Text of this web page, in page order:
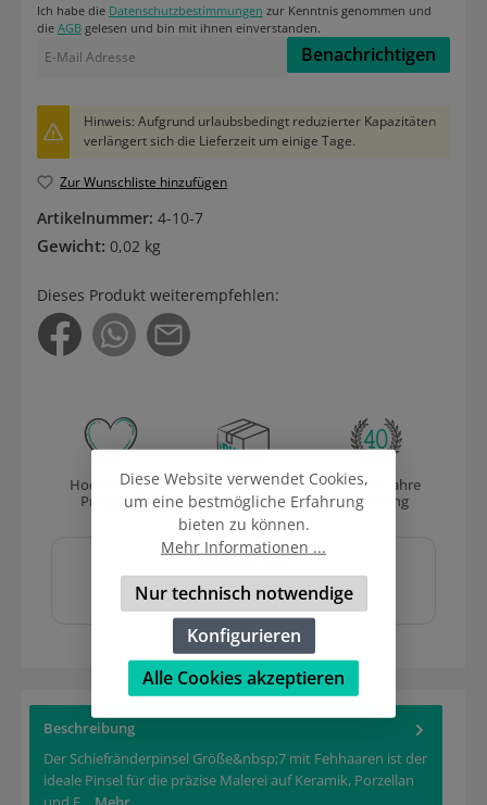
Ich habe die Datenschutzbestimmungen zur Kenntnis genommen und
die AGBgelesen und bin mit ihnen einverstanden.
Benachrichtigen
Hinweis: Aufgrund urlaubsbedingt reduzierter Kapazitäten
verlängert sich die Lieferzeit um einige Tage.
Zur Wunschliste hinzufügen
Artikelnummer: 4-10-7
Gewicht: 0,02 kg
Dieses Produkt weiterempfehlen:
Hochwertige
Produkte
Versand
mit DHL
Über 40 Jahre
Erfahrung
Sicher und schnell
Beschreibung
Der Schiefränderpinsel Größe&nbsp;7 mit Fehhaaren ist der
ideale Pinsel für die präzise Malerei auf Keramik, Porzellan
Diese Website verwendet Cookies,
um eine bestmögliche Erfahrung
bieten zu können.
Mehr Informationen ...
Nur technisch notwendige
Konfigurieren
Alle Cookies akzeptieren